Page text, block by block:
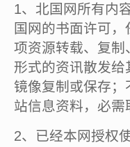
1、北国网所有内
国网的书面许可
项资源转载、复
形式的资讯散发
镜像复制或保存
站信息资料，必
2、已经本网授权